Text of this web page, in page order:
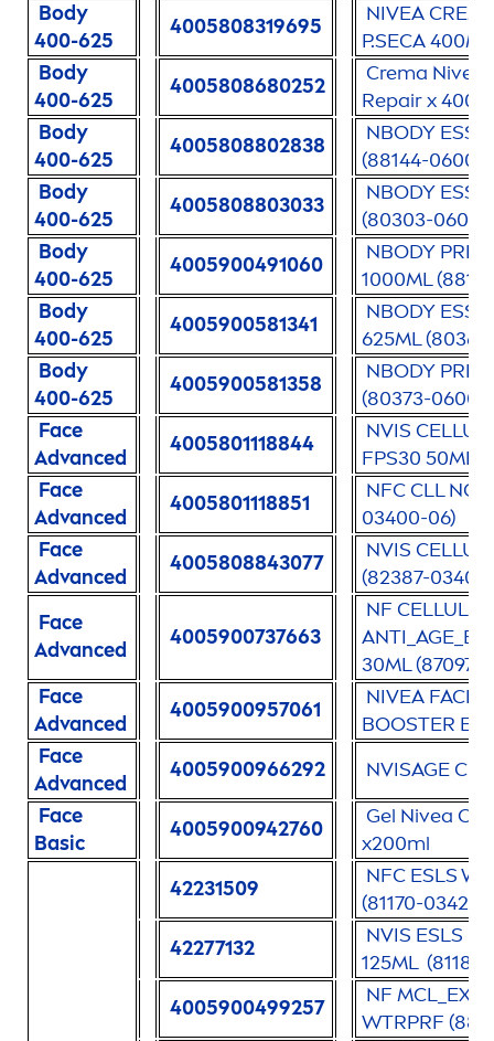
Body
400-625
4005808319695
NIVEA
P.SECA
Body
400-625
4005808680252
Crema Nivea
Repairx 400
Body
400-625
4005808802838
NBODY ESS
(88144-
Body
400-625
4005808803033
NBODY ESS
(80303-
Body
400-625
4005900491060
NBODY
1000ML
Body
400-625
4005900581341
NBODY ESS
625ML
Body
400-625
4005900581358
NBODY
(80373-
Face
Advanced
4005801118844
NVIS
FPS30 50ML
Face
Advanced
4005801118851
NFC CLL
03400-06)
Face
Advanced
4005808843077
NVIS
(82387-
Face
Advanced
4005900737663
NF CELLULAR
30ML (87097-
Face
Advanced
4005900957061
NIVEAFACE
BOOSTER
Face
Advanced
4005900966292 NVISAGE
Face
Basic
4005900942760
Gel Nivea
x200ml
42231509
NFC ESLS
(81170-03420-
42277132
NVIS ESLS
125ML
4005900499257
NF MCL_EXP
WTRPRF